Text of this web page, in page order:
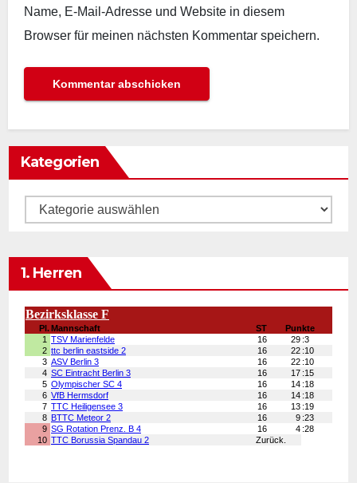
Name, E-Mail-Adresse und Website in diesem
Browser für meinen nächsten Kommentar speichern.
Kategorien
Kategorien
1. Herren